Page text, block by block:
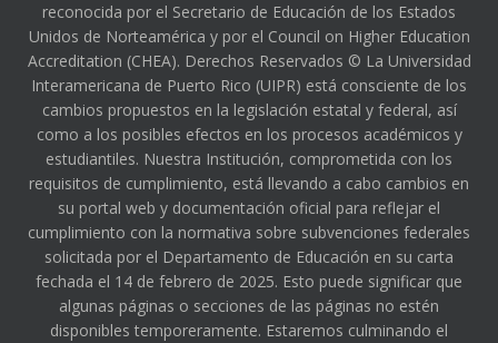
reconocida por el Secretario de Educación de los Estados
Unidos de Norteamérica y por el Council on Higher Education
Accreditation (CHEA). Derechos Reservados © La Universidad
Interamericana de Puerto Rico (UIPR) está consciente de los
cambios propuestos en la legislación estatal y federal, así
como a los posibles efectos en los procesos académicos y
estudiantiles. Nuestra Institución, comprometida con los
requisitos de cumplimiento, está llevando a cabo cambios en
su portal web y documentación oficial para reflejar el
cumplimiento con la normativa sobre subvenciones federales
solicitada por el Departamento de Educación en su carta
fechada el 14 de febrero de 2025. Esto puede significar que
algunas páginas o secciones de las páginas no estén
disponibles temporeramente. Estaremos culminando el